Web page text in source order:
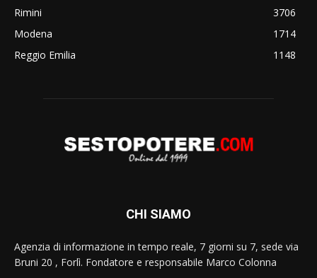
Rimini
3706
Modena
1714
Reggio Emilia
1148
CHI SIAMO
Agenzia di informazione in tempo reale, 7 giorni su 7, sede via
Bruni 20 , Forlì. Fondatore e responsabile Marco Colonna